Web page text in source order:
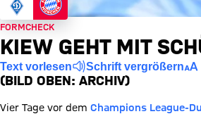
FORMCHECK
KIEW GEHT MIT
Text vorlesen Schrift vergrößern
(BILD OBEN: ARCHIV)
Vier Tage vor dem Champions League-